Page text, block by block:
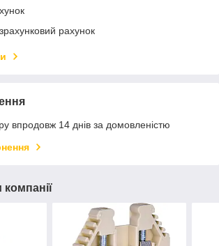
рахунок
впродовж 14 днів за домовленістю
компанії